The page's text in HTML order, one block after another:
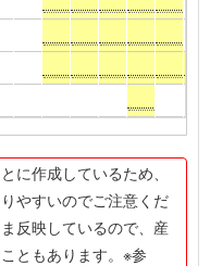
に作成しているため、
やすいのでご注意くだ
反映しているので、産
ともあります。※参